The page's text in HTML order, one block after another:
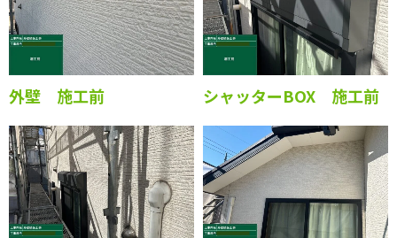
外壁 施工前 シャッターBOX 施工前